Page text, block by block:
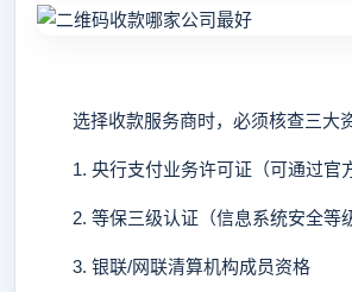
选择收款服务商时，必须核查三大资
1. 央行支付业务许可证（可通过官方
2. 等保三级认证（信息系统安全等级
3. 银联/网联清算机构成员资格